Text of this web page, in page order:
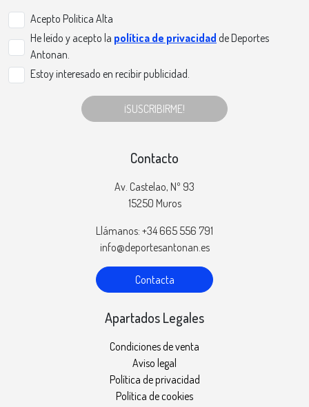
Acepto Politica Alta
He leído y acepto la política de privacidad de Deportes
Antonan.
Estoy interesado en recibir publicidad.
¡SUSCRIBIRME!
Contacto
Av. Castelao, Nº 93
15250 Muros
Llámanos: +34 665 556 791
info@deportesantonan.es
Contacta
Apartados Legales
Condiciones de venta
Aviso legal
Política de privacidad
Política de cookies